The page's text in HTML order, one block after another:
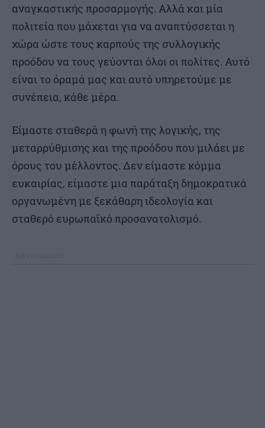
αναγκαστικής προσαρμογής. Αλλά και μία
πολιτεία που μάχεται για να αναπτύσσεται η
χώρα ώστε τους καρπούς της συλλογικής
προόδου να τους γεύονται όλοι οι πολίτες. Αυτό
είναι το όραμά μας και αυτό υπηρετούμε με
συνέπεια, κάθε μέρα.
Είμαστε σταθερά η φωνή της λογικής, της
μεταρρύθμισης και της προόδου που μιλάει με
όρους του μέλλοντος. Δεν είμαστε κόμμα
ευκαιρίας, είμαστε μια παράταξη δημοκρατικά
οργανωμένη με ξεκάθαρη ιδεολογία και
σταθερό ευρωπαϊκό προσανατολισμό.